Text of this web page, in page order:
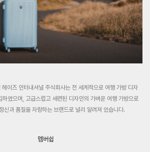
이즈 인터내셔널 주식회사는 전 세계적으로 여행 가방 디자
하였으며, 고급스럽고 세련된 디자인의 가벼운 여행 가방으로
신과 품질을 자랑하는 브랜드로 널리 알려져 있습니다.
멤버쉽